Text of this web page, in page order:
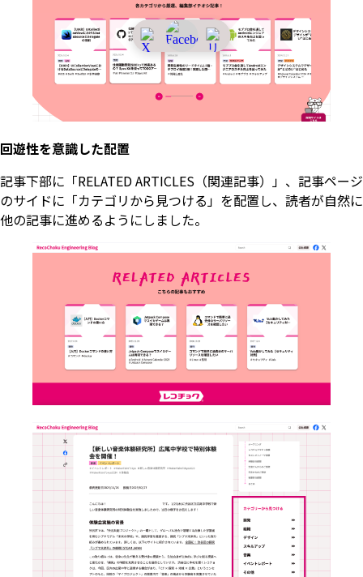
回遊性を意識した配置
記事下部に「RELATED ARTICLES（関連記事）」、記事ページ
のサイドに「カテゴリから見つける」を配置し、読者が自然に
他の記事に進めるようにしました。